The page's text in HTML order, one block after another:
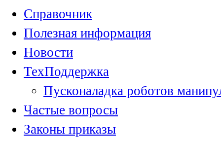
Справочник
Полезная информация
Новости
ТехПоддержка
Пусконаладка роботов
Частые вопросы
Законы приказы